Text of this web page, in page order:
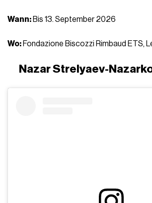
Wann: Bis 13. September 2026
Wo: Fondazione Biscozzi Rimbaud ETS,
Nazar Strelyaev-